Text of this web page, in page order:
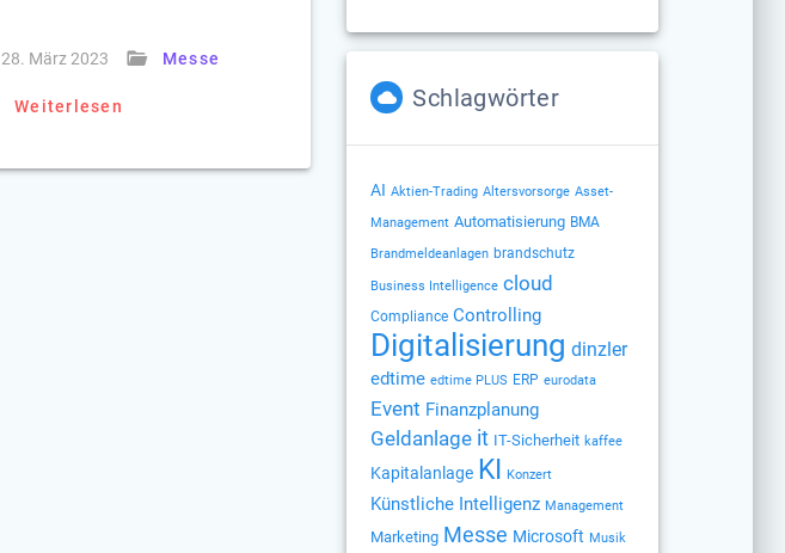
28. März 2023 Messe
Weiterlesen Schlagwörter
AI Aktien-Trading Altersvorsorge Asset-
Management Automatisierung BMA
Brandmeldeanlagen brandschutz
Business Intelligence cloud
Compliance Controlling
Digitalisierung dinzler
edtime edtime PLUS ERP eurodata
Event Finanzplanung
Geldanlage it IT-Sicherheit kaffee
Kapitalanlage KI Konzert
Künstliche Intelligenz Management
Marketing Messe Microsoft Musik